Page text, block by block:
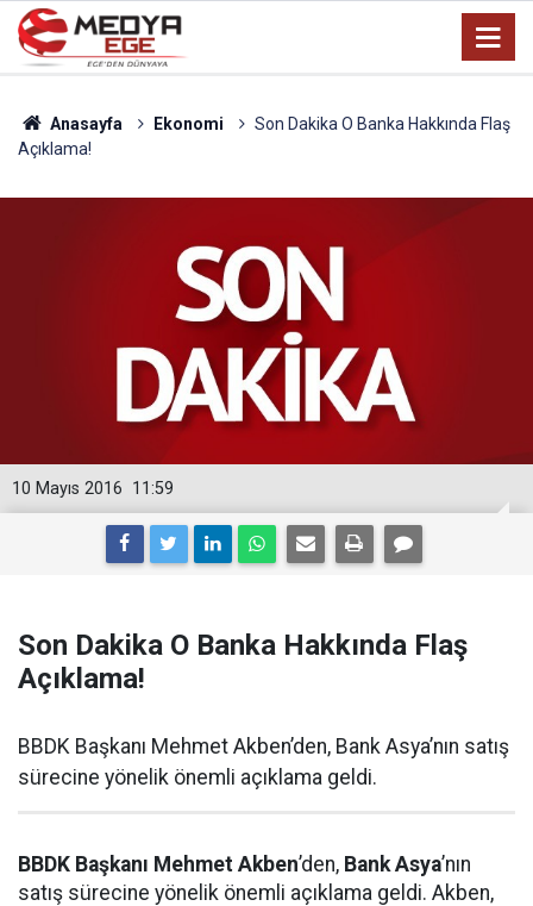
Anasayfa Ekonomi
Son Dakika O Banka Hakkında Flaş
Açıklama!
11:59
10 Mayıs 2016
Son Dakika O Banka Hakkında Flaş
Açıklama!
BBDK Başkanı Mehmet Akben’den, Bank Asya’nın satış
sürecine yönelik önemli açıklama geldi.
BBDK Başkanı Mehmet Akben’den, Bank Asya’nın
satış sürecine yönelik önemli açıklama geldi. Akben,